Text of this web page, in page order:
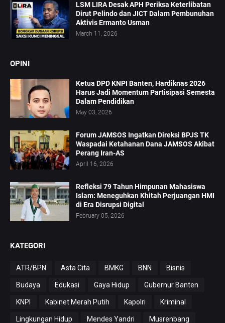
LSM LIRA Desak APH Periksa Keterlibatan
Dirut Pelindo dan JICT Dalam Pembunuhan
Aktivis Ermanto Usman
March 11, 2026
OPINI
Ketua DPD KNPI Banten, Hardiknas 2026
Harus Jadi Momentum Partisipasi Semesta
Dalam Pendidikan
May 03, 2026
Forum JAMSOS Ingatkan Direksi BPJS TK
Waspadai Ketahanan Dana JAMSOS Akibat
Perang Iran-AS
April 16, 2026
Refleksi 79 Tahun Himpunan Mahasiswa
Islam: Meneguhkan Khitah Perjuangan HMI
di Era Disrupsi Digital
February 05, 2026
KATEGORI
ATR/BPN Asta Cita BMKG BNN Bisnis
Budaya Edukasi Gaya Hidup Gubernur Banten
KNPI Kabinet Merah Putih Kapolri Kriminal
Lingkungan Hidup Mendes Yandri Musrenbang